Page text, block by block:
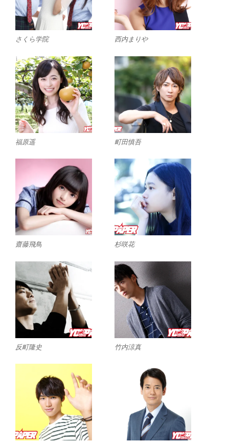
さくら学院 西内まりや
福原遥 町田慎吾
齋藤飛鳥 杉咲花
反町隆史 竹内涼真